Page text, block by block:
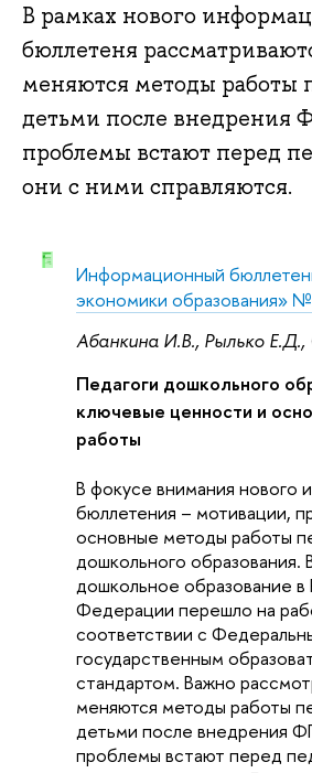
В рамках нового
бюллетеня
меняются методы работы
детьми после внедрения
проблемы встают перед
они с ними справляются.
Информационный
экономики образования»
Абанкина И.В., Рылько
Педагоги дошкольного
ключевые ценности и
работы
В фокусе внимания нового
бюллетения – мотивации,
основные методы работы
дошкольного образования.
дошкольное образование в
Федерации перешло на
соответствии с
государственным
стандартом. Важно
меняются методы работы
детьми после внедрения
проблемы встают перед